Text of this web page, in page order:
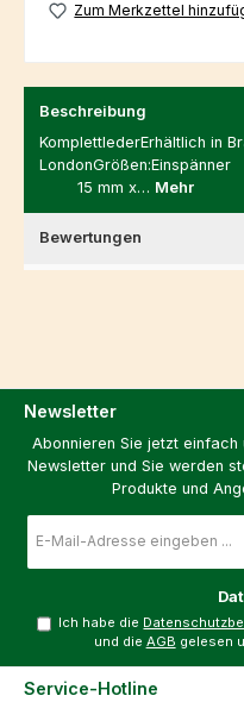
Zum Merkzettel
Beschreibung
KomplettlederErhältlich in
15 mm x… Mehr
Bewertungen
Newsletter
Abonnieren Sie jetzt
Newsletter und Sie werden
Produkte und
Mail-
Ich habe die
und die AGB gelesen
Service-Hotline